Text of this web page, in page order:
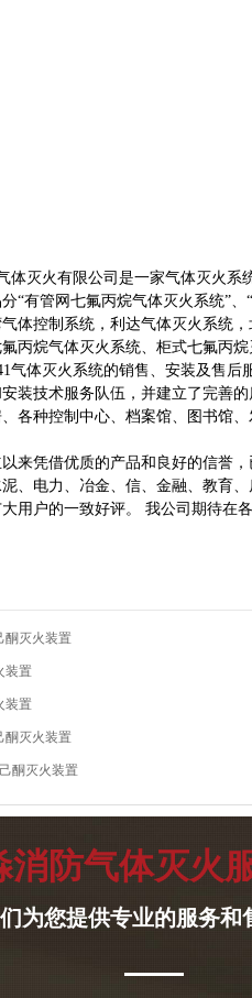
火有限公司是一家气体灭火系统
“有管网七氟丙烷气体灭火系统”
体控制系统，利达气体灭火系统
丙烷气体灭火系统、柜式七氟丙
气体灭火系统的销售、安装及售
装技术服务队伍，并建立了完善
各种控制中心、档案馆、图书馆
凭借优质的产品和良好的信誉，
、电力、冶金、信、金融、教育
用户的一致好评。 我公司期待在
酮灭火装置
装置
装置
酮灭火装置
酮灭火装置
消防气体灭火
为您提供专业的服务和